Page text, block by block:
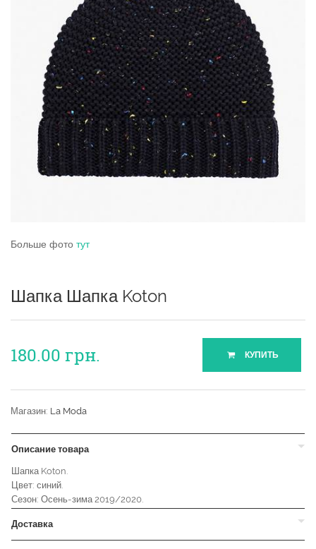
Больше фото тут
Шапка Шапка Koton
180.00 грн. КУПИТЬ
Магазин: La Moda
Описание товара
Шапка Koton.
Цвет: синий.
Сезон: Осень-зима 2019/2020.
Доставка